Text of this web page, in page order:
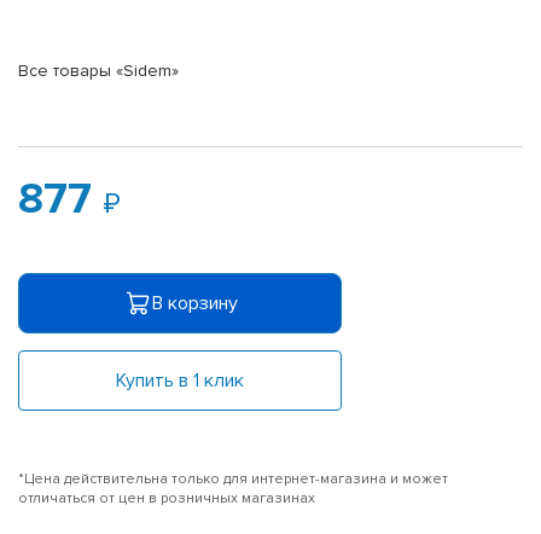
Все товары «Sidem»
877
В корзину
Купить в 1 клик
*Цена действительна только для интернет-магазина и может
отличаться от цен в розничных магазинах